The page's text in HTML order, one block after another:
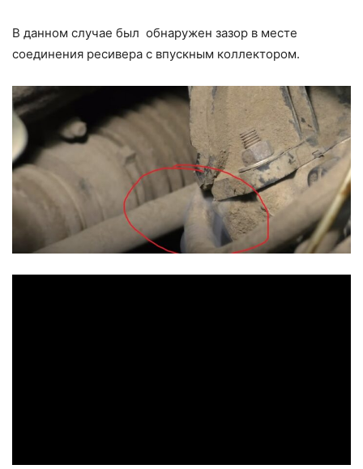
В данном случае был обнаружен зазор в месте
соединения ресивера с впускным коллектором.